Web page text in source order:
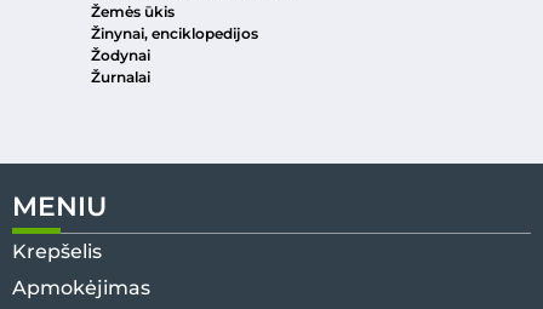
Žemės ūkis
Žinynai, enciklopedijos
Žodynai
Žurnalai
MENIU
Krepšelis
Apmokėjimas